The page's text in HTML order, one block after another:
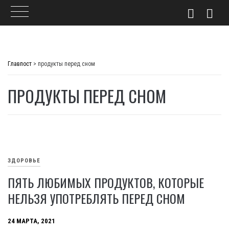
Главпост > продукты перед сном
ПРОДУКТЫ ПЕРЕД СНОМ
ЗДОРОВЬЕ
ПЯТЬ ЛЮБИМЫХ ПРОДУКТОВ, КОТОРЫЕ
НЕЛЬЗЯ УПОТРЕБЛЯТЬ ПЕРЕД СНОМ
24 МАРТА, 2021